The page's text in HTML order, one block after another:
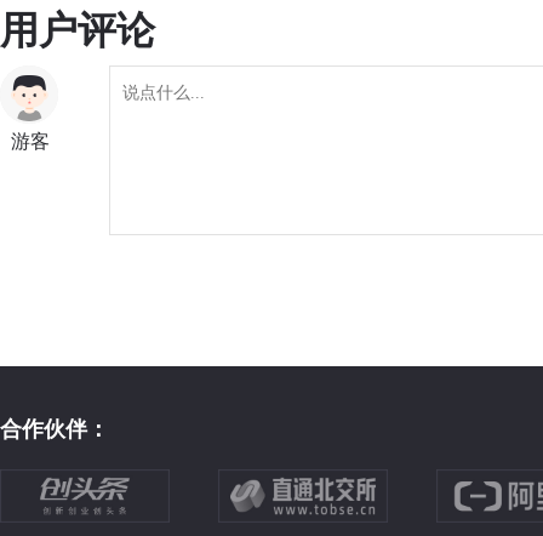
用户评论
游客
合作伙伴：